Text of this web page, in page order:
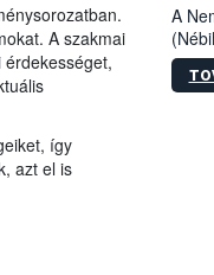
A szakmai
így
azt el is
A